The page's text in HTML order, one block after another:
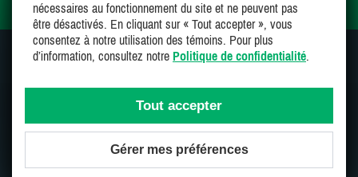
SUIVEZ-NOUS SUR
Une entreprise 100% canadienne et fière de l'être
nécessaires au fonctionnement du site et ne peuvent pas
être désactivés. En cliquant sur « Tout accepter », vous
consentez à notre utilisation des témoins. Pour plus
d’information, consultez notre Politique de confidentialité.
Tout accepter
Gérer mes préférences